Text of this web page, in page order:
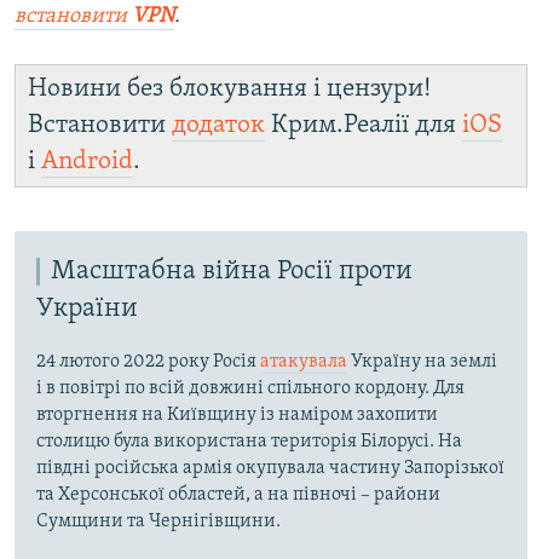
встановити VPN.
Новини без блокування і цензури!
Встановити додаток Крим.Реалії для iOS
і Android.
Масштабна війна Росії проти
України
24 лютого 2022 року Росіяатакувала Україну на землі
і в повітрі по всій довжині спільного кордону. Для
вторгнення на Київщину із наміром захопити
столицю була використана територія Білорусі. На
півдні російська армія окупувала частину Запорізької
та Херсонської областей, а на півночі – райони
Сумщини та Чернігівщини.